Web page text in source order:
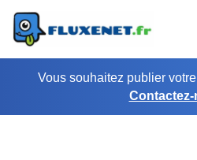
Aller
au
contenuVous souhaitez publier